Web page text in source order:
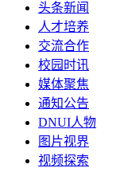
头条新闻
人才培养
交流合作
校园时讯
媒体聚焦
通知公告
DNUI人物
图片视界
视频探索